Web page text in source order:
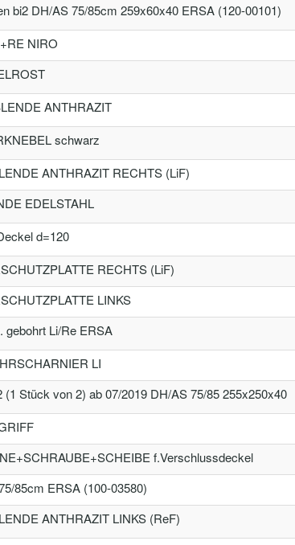
bi2 DH/AS 75/85cm 259x60x40 ERSA (120-00101)
NIRO
ANTHRAZIT
schwarz
ANTHRAZIT RECHTS (LiF)
EDELSTAHL
d=120
RECHTS (LiF)
LINKS
gebohrt Li/Re ERSA
LI
Stück von 2) ab 07/2019 DH/AS 75/85 255x250x40
f.Verschlussdeckel
85cm ERSA (100-03580)
ANTHRAZIT LINKS (ReF)